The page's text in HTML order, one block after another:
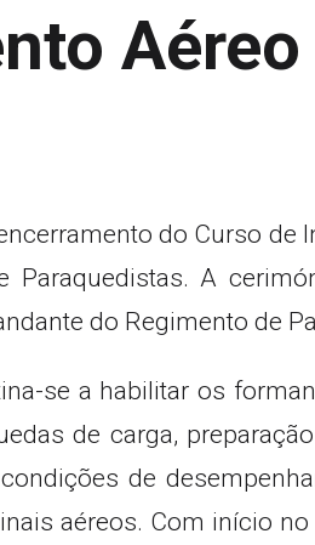
do Curso
A
do Regimento de
se a habilitar os
de carga,
de
aéreos. Com início